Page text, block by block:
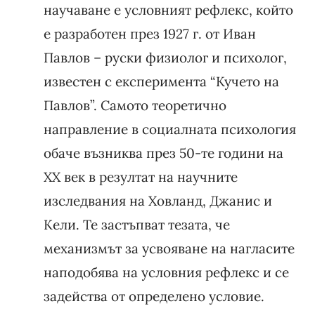
научаване е условният рефлекс, който
е разработен през 1927 г. от Иван
Павлов – руски физиолог и психолог,
известен с експеримента “Кучето на
Павлов”. Самото теоретично
направление в социалната психология
обаче възниква през 50-те години на
ХХ век в резултат на научните
изследвания на Ховланд, Джанис и
Кели. Те застъпват тезата, че
механизмът за усвояване на нагласите
наподобява на условния рефлекс и се
задейства от определено условие.